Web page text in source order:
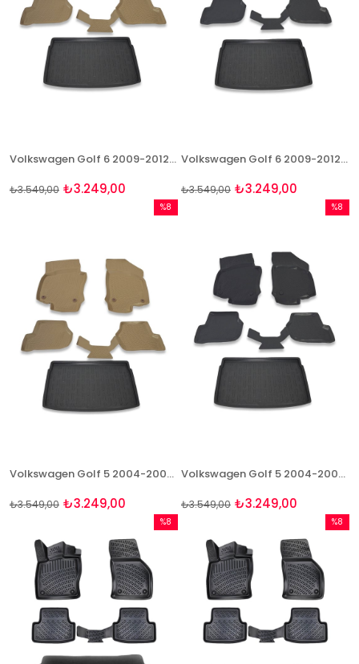
Volkswagen Golf 6 2009-2012 Bej Paspas ve Bagaj Havuzu Seti
₺3.249,00
₺3.549,00
Volkswagen Golf 6 2009-2012 Paspas Ve Bagaj Havuzu Seti
₺3.249,00
₺3.549,00
Volkswagen Golf 5 2004-2008 Bej Paspas ve Bagaj Havuzu Seti
₺3.249,00
₺3.549,00
%8
Volkswagen Golf 5 2004-2008 Paspas Ve Bagaj Havuzu Seti
₺3.249,00
₺3.549,00
%8
%8
%8